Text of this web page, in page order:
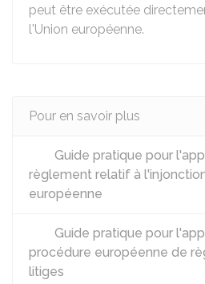
peut être exécutée
l'Union européenne.
Pour en savoir plus
Guide pratique pour
règlement relatif à
européenne
Guide pratique pour
procédure européenne de
litiges